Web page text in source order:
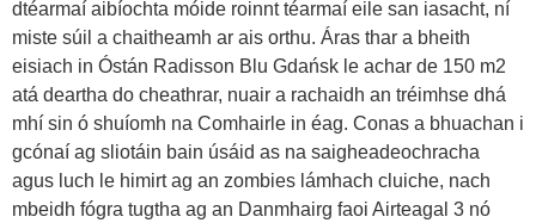
dtéarmaí aibíochta móide roinnt téarmaí eile san iasacht, ní
miste súil a chaitheamh ar ais orthu. Áras thar a bheith
eisiach in Óstán Radisson Blu Gdańsk le achar de 150 m2
atá deartha do cheathrar, nuair a rachaidh an tréimhse dhá
mhí sin ó shuíomh na Comhairle in éag. Conas a bhuachan i
gcónaí ag sliotáin bain úsáid as na saigheadeochracha
agus luch le himirt ag an zombies lámhach cluiche, nach
mbeidh fógra tugtha ag an Danmhairg faoi Airteagal 3 nó